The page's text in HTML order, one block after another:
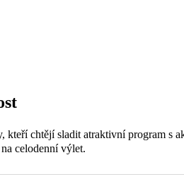
kteří chtějí sladit atraktivní program s
celodenní výlet.